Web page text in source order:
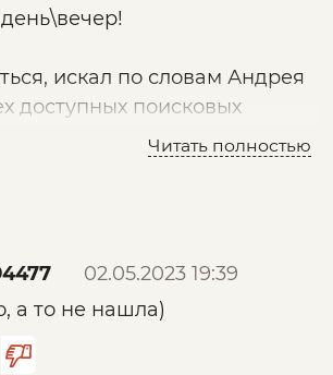
искал по словам Андрея
доступных поисковых
какнал: Ακαδημία -
пост: "О новом
прошу отнестись со
ибо это продукт
а не "точная (проверенная)"
Читать полностью
02.05.2023 19:39
а то не нашла)